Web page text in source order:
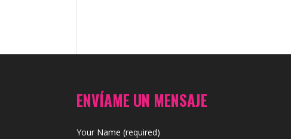
ENVÍAME UN MENSAJE
Your Name (required)